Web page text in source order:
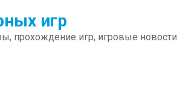
игр
прохождение игр, игровые новости